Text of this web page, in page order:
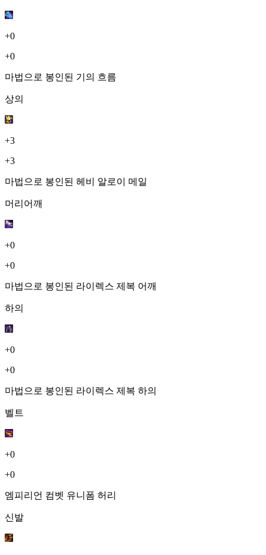
+0
+0
마법으로 봉인된 기의 흐름
상의
+3
+3
마법으로 봉인된 헤비 알로이 메일
머리어깨
+0
+0
마법으로 봉인된 라이렉스 제복 어깨
하의
+0
+0
마법으로 봉인된 라이렉스 제복 하의
벨트
+0
+0
엠피리언 컴벳 유니폼 허리
신발